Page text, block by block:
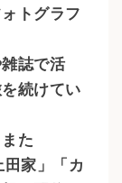
トグラフ
誌で活
続けてい
た
家」「カ